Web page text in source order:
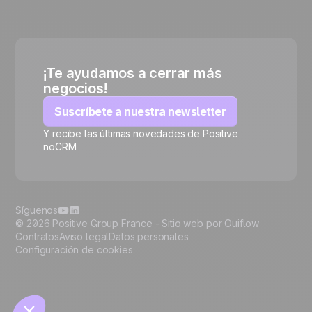
¡Te ayudamos a cerrar más
negocios!
Suscríbete a nuestra newsletter
Y recibe las últimas novedades de Positive
noCRM
© 2026 Positive Group France - Sitio web por Ouiflow
ContratosAviso legalDatos personales
Configuración de cookies
Síguenos